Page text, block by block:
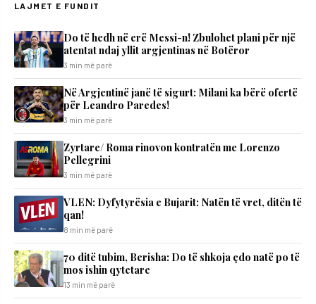
LAJMET E FUNDIT
Do të hedh në erë Messi-n! Zbulohet plani për një
atentat ndaj yllit argjentinas në Botëror
3 min më parë
Në Argjentinë janë të sigurt: Milani ka bërë ofertë
për Leandro Paredes!
3 min më parë
Zyrtare/ Roma rinovon kontratën me Lorenzo
Pellegrini
3 min më parë
VLEN: Dyfytyrësia e Bujarit: Natën të vret, ditën të
qan!
8 min më parë
70 ditë tubim, Berisha: Do të shkoja çdo natë po të
mos ishin qytetare
13 min më parë